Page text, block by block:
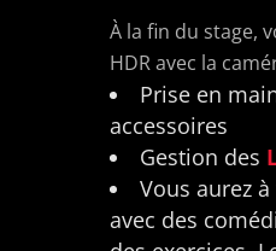
À la fin du stage,
HDR avec la
Prise en
accessoires
Gestion des
Vous aurez
avec des